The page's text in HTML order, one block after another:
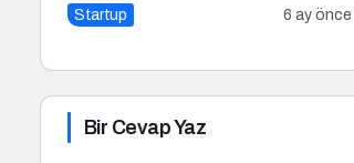
Alıyor!
Startup 6 ay önce
Bir Cevap Yaz